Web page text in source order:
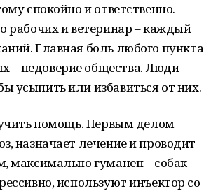
спокойно и ответственно.
рабочих и ветеринар – каждый
Главная боль любого пункта
– недоверие общества. Люди
усыпить или избавиться от них.
помощь. Первым делом
назначает лечение и проводит
максимально гуманен – собак
используют инъектор со